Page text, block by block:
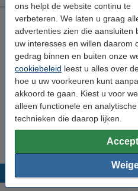
ons helpt de website continu te
verbeteren. We laten u graag
advertenties zien die aansluiten
uw interesses en willen daarom
gedrag binnen en buiten onze
cookiebeleid leest u alles over
hoe u uw voorkeuren kunt
akkoord te gaan. Kiest u voor
alleen functionele en
technieken die daarop lijken.
Kangaro geperforeerde
vellen (17 gaten)
Kangaro
Bekijk de
Direct
Morgen in huis
€ 2,75
Populaire